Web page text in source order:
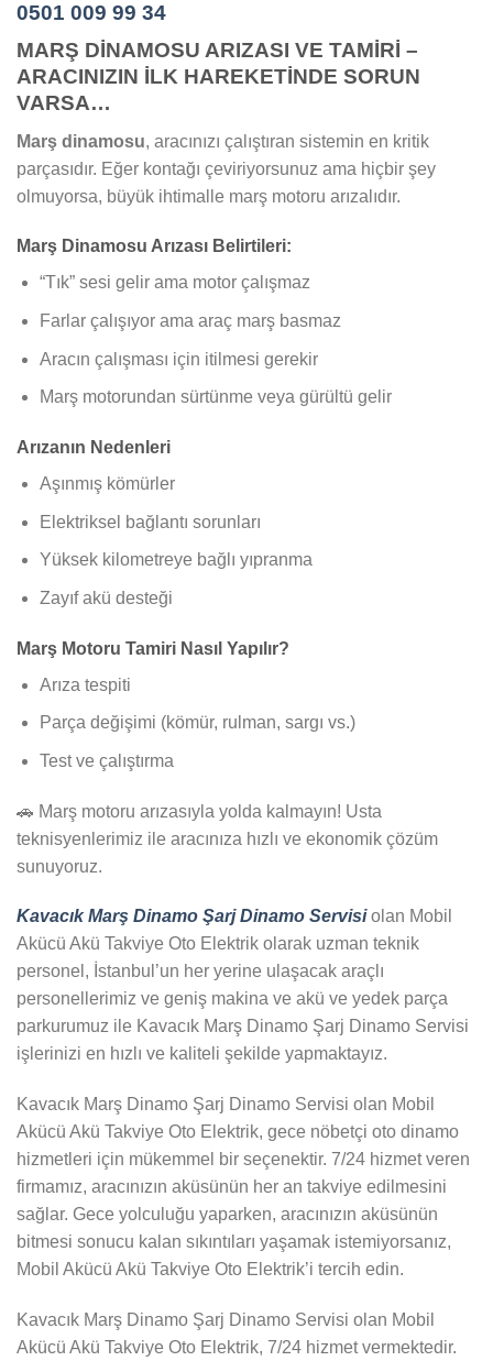
0501 009 99 34
MARŞ DİNAMOSU ARIZASI VE TAMİRİ –
ARACINIZIN İLK HAREKETİNDE SORUN
VARSA…
Marş dinamosu, aracınızı çalıştıran sistemin en kritik
parçasıdır. Eğer kontağı çeviriyorsunuz ama hiçbir şey
olmuyorsa, büyük ihtimalle marş motoru arızalıdır.
Marş Dinamosu Arızası Belirtileri:
“Tık” sesi gelir ama motor çalışmaz
Farlar çalışıyor ama araç marş basmaz
Aracın çalışması için itilmesi gerekir
Marş motorundan sürtünme veya gürültü gelir
Arızanın Nedenleri
Aşınmış kömürler
Elektriksel bağlantı sorunları
Yüksek kilometreye bağlı yıpranma
Zayıf akü desteği
Marş Motoru Tamiri Nasıl Yapılır?
Arıza tespiti
Parça değişimi (kömür, rulman, sargı vs.)
Test ve çalıştırma
🚗 Marş motoru arızasıyla yolda kalmayın! Usta
teknisyenlerimiz ile aracınıza hızlı ve ekonomik çözüm
sunuyoruz.
Kavacık Marş Dinamo Şarj Dinamo Servisiolan Mobil
Akücü Akü Takviye Oto Elektrik olarak uzman teknik
personel, İstanbul’un her yerine ulaşacak araçlı
personellerimiz ve geniş makina ve akü ve yedek parça
parkurumuz ile Kavacık Marş Dinamo Şarj Dinamo Servisi
işlerinizi en hızlı ve kaliteli şekilde yapmaktayız.
Kavacık Marş Dinamo Şarj Dinamo Servisi olan Mobil
Akücü Akü Takviye Oto Elektrik, gece nöbetçi oto dinamo
hizmetleri için mükemmel bir seçenektir. 7/24 hizmet veren
firmamız, aracınızın aküsünün her an takviye edilmesini
sağlar. Gece yolculuğu yaparken, aracınızın aküsünün
bitmesi sonucu kalan sıkıntıları yaşamak istemiyorsanız,
Mobil Akücü Akü Takviye Oto Elektrik’i tercih edin.
Kavacık Marş Dinamo Şarj Dinamo Servisi olan Mobil
Akücü Akü Takviye Oto Elektrik, 7/24 hizmet vermektedir.